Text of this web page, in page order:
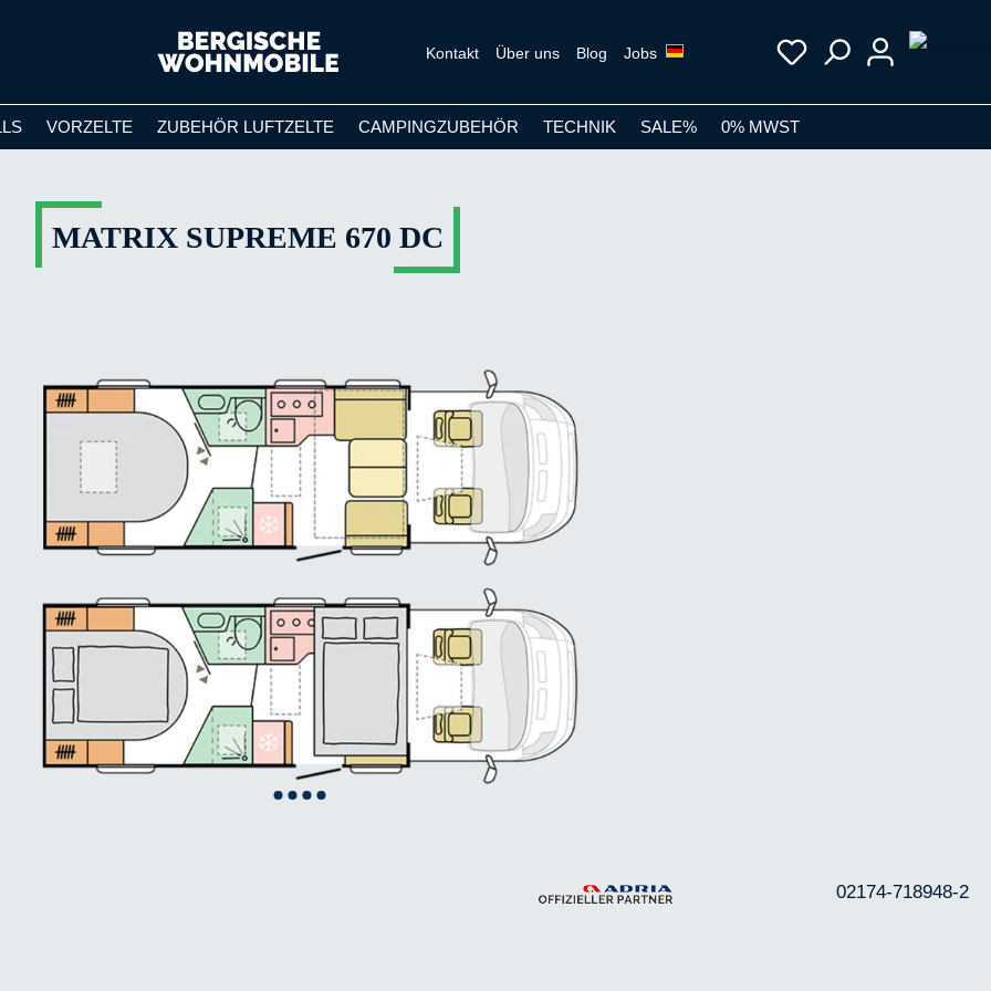
Kontakt Über uns Blog Jobs
VORZELTE ZUBEHÖR LUFTZELTE CAMPINGZUBEHÖR TECHNIK SALE% 0% MWST
MATRIX SUPREME 670 DC
02174-718948-2